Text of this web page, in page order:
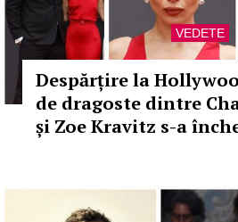
VEDETE
Despărțire la
de dragoste dintre
și Zoe Kravitz s-a